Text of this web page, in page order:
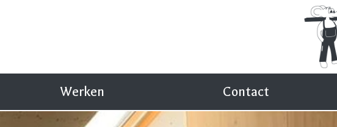
Werken Contact